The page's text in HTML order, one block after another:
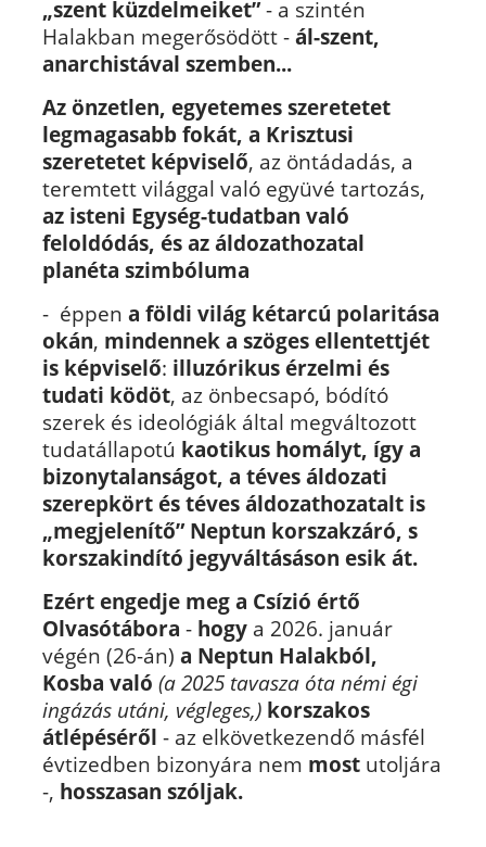
„szent küzdelmeiket”- a szintén
Halakban megerősödött - ál-szent,
anarchistával szemben...
Az önzetlen, egyetemes szeretetet
legmagasabb fokát, a Krisztusi
szeretetet képviselő, az öntádadás, a
teremtett világgal való együvé tartozás,
az isteni Egység-tudatban való
feloldódás, és az áldozathozatal
planéta szimbóluma
- éppen a földi világ kétarcú polaritása
okán, mindennek a szöges ellentettjét
is képviselő: illuzórikus érzelmi és
tudati ködöt, az önbecsapó, bódító
szerek és ideológiák által megváltozott
tudatállapotú kaotikus homályt, így a
bizonytalanságot, a téves áldozati
szerepkört és téves áldozathozatalt is
„megjelenítő” Neptun korszakzáró, s
korszakindító jegyváltásáson esik át.
Ezért engedje meg a Csízió értő
Olvasótábora - hogy a 2026. január
végén (26-án) a Neptun Halakból,
Kosba való (a 2025 tavasza óta némi égi
ingázás utáni, végleges,) korszakos
átlépéséről - az elkövetkezendő másfél
évtizedben bizonyára nem mostutoljára
-, hosszasan szóljak.